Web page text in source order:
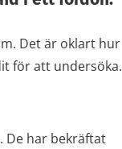
Det är oklart hur
för att undersöka.
De har bekräftat